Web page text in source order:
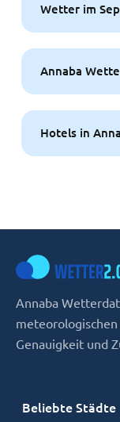
Wetter im
Annaba
Hotels in
Annaba
Genauigkeit und
Beliebte Städte